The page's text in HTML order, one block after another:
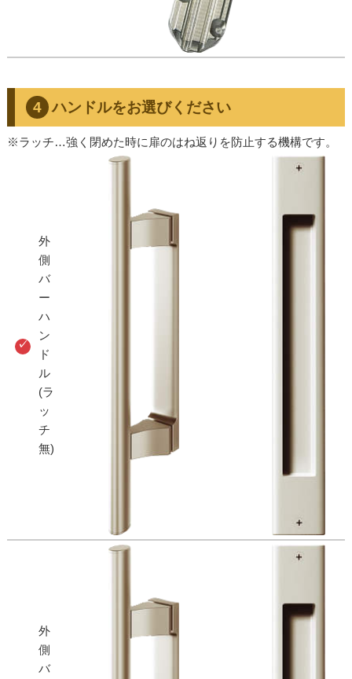
ハンドルをお選びください
※ラッチ…強く閉めた時に扉のはね返りを防止する機構です。
外
側
バ
ー
ハ
ン
ド
ル
(ラ
ッ
チ
無)
外
側
バ